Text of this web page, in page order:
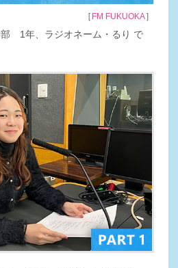
［ FM FUKUOKA］
1年、ラジオネーム・るり で